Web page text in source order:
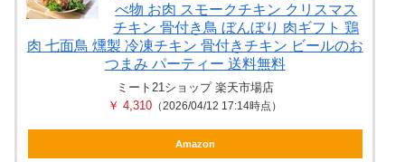
べ物 お肉 スモークチキン クリスマス
チキン 骨付き鳥 ぼんぼり 肉ギフト 鶏
肉 七面鳥 燻製 冷凍チキン 骨付きチキン ビールのお
つまみ パーティー 送料無料
ミート21ショップ 楽天市場店
￥ 4,310 （2026/04/12 17:14時点）
Amazon